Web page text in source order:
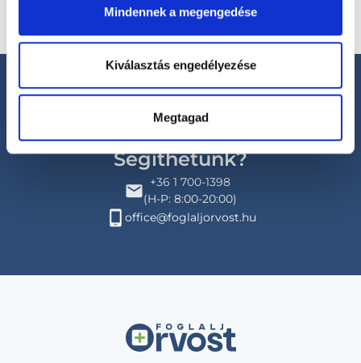
Mindennek a megengedése
Kiválasztás engedélyezése
Megtagad
Segíthetünk?
+36 1 700-1398
(H-P: 8:00-20:00)
office@foglaljorvost.hu